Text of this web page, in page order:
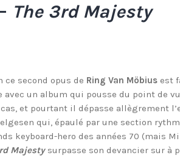
The 3rd Majesty
ce second opus de Ring Van Möbius est
un album qui pousse du point de
et pourtant il dépasse allègrement
qui, épaulé par une section
keyboard-hero des années 70 (mais
Majestysurpasse son devancier sur à